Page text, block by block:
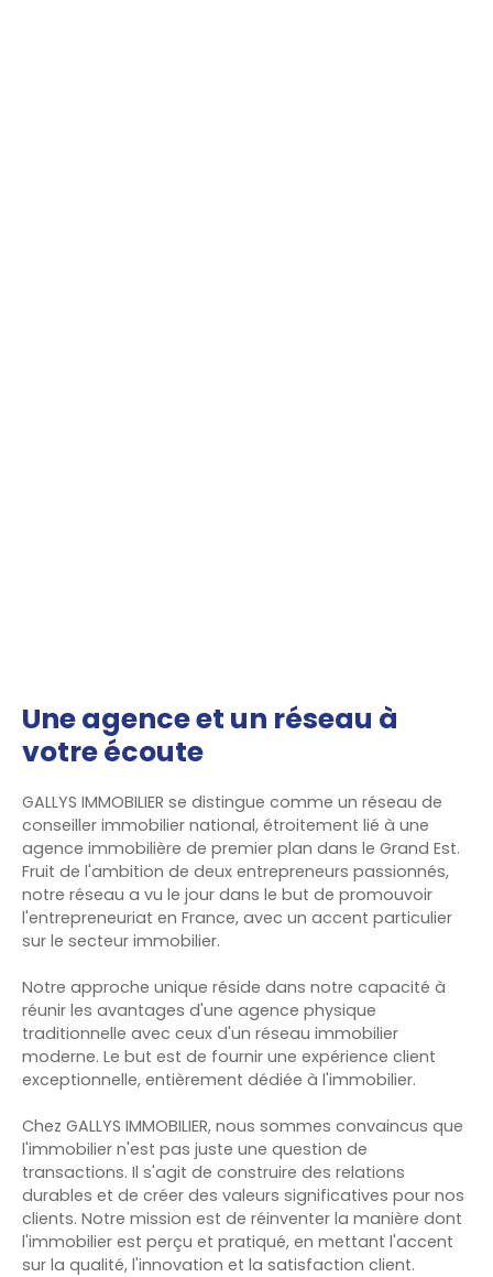
Une agence et un réseau à
votre écoute
GALLYS IMMOBILIER se distingue comme un réseau de
conseiller immobilier national, étroitement lié à une
agence immobilière de premier plan dans le Grand Est.
Fruit de l'ambition de deux entrepreneurs passionnés,
notre réseau a vu le jour dans le but de promouvoir
l'entrepreneuriat en France, avec un accent particulier
sur le secteur immobilier.
Notre approche unique réside dans notre capacité à
réunir les avantages d'une agence physique
traditionnelle avec ceux d'un réseau immobilier
moderne. Le but est de fournir une expérience client
exceptionnelle, entièrement dédiée à l'immobilier.
Chez GALLYS IMMOBILIER, nous sommes convaincus que
l'immobilier n'est pas juste une question de
transactions. Il s'agit de construire des relations
durables et de créer des valeurs significatives pour nos
clients. Notre mission est de réinventer la manière dont
l'immobilier est perçu et pratiqué, en mettant l'accent
sur la qualité, l'innovation et la satisfaction client.